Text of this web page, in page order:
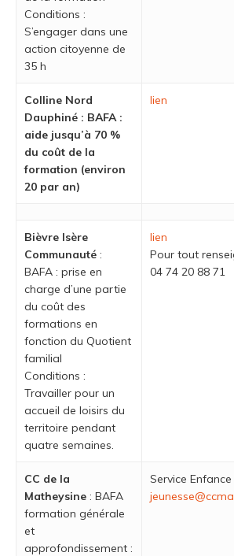
Conditions :
S’engager dans une
action citoyenne de
35 h
Colline Nord
Dauphiné : BAFA :
aide jusqu’à 70 %
du coût de la
formation (environ
20 par an)
lien
Bièvre Isère
Communauté:
BAFA : prise en
charge d’une partie
du coût des
formations en
fonction du Quotient
familial
Conditions :
Travailler pour un
accueil de loisirs du
territoire pendant
quatre semaines.
lien
Pour tout
04 74 20 88 71
CC de la
Matheysine: BAFA
formation générale
et
approfondissement :
Service Enfance